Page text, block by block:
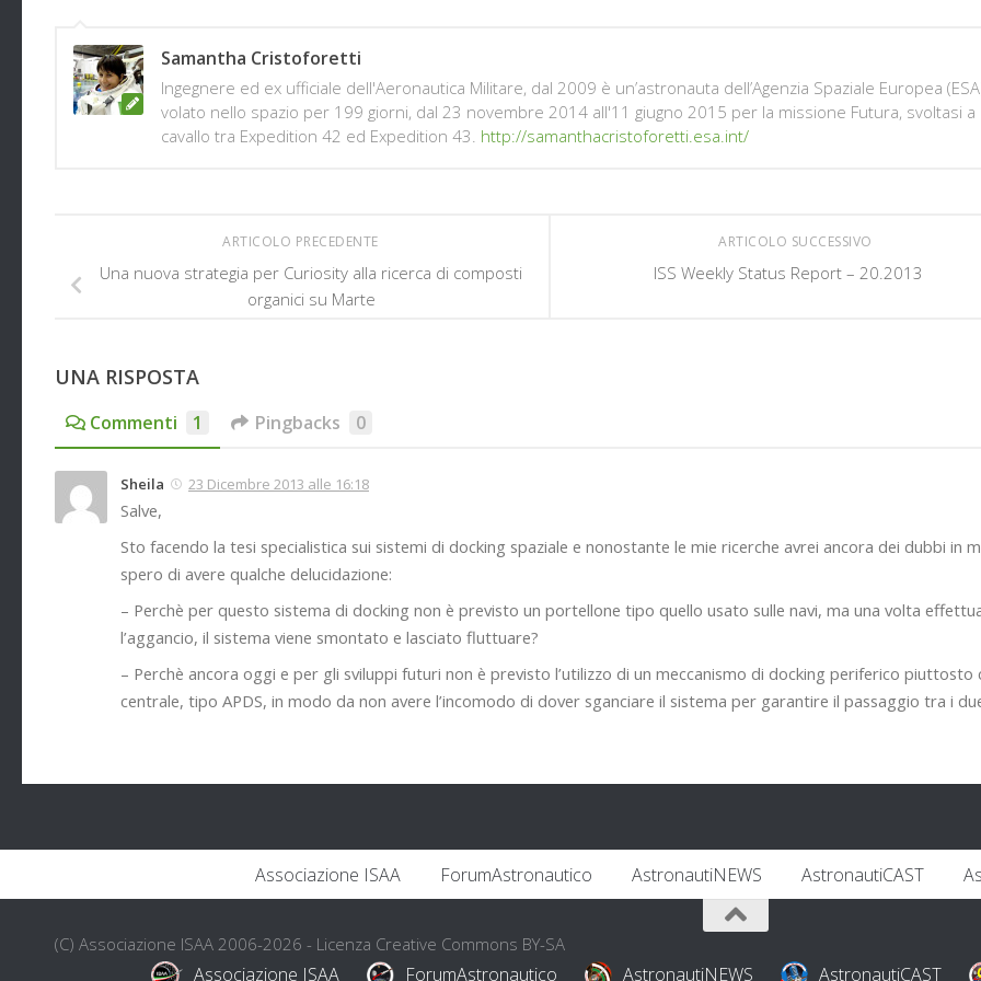
Associazione ISAA ForumAstronautico AstronautiNEWS AstronautiCAST
Samantha Cristoforetti
Ingegnere ed ex ufficiale dell'Aeronautica Militare, dal 2009 è un’astronauta dell’Agenzia Spaziale Europea
volato nello spazio per 199 giorni, dal 23 novembre 2014 all'11 giugno 2015 per la missione Futura, svoltasi a
cavallo tra Expedition 42 ed Expedition 43. http://samanthacristoforetti.esa.int/
ARTICOLO SUCCESSIVO
ISS Weekly Status Report – 20.2013
ARTICOLO PRECEDENTE
Una nuova strategia per Curiosity alla ricerca di composti
organici su Marte
UNA RISPOSTA
Commenti 1 Pingbacks 0
Sheila 23 Dicembre 2013 alle 16:18
Salve,
Sto facendo la tesi specialistica sui sistemi di docking spaziale e nonostante le mie ricerche avrei ancora dei dubbi in
spero di avere qualche delucidazione:
– Perchè per questo sistema di docking non è previsto un portellone tipo quello usato sulle navi, ma una volta
l’aggancio, il sistema viene smontato e lasciato fluttuare?
– Perchè ancora oggi e per gli sviluppi futuri non è previsto l’utilizzo di un meccanismo di docking periferico piuttosto
centrale, tipo APDS, in modo da non avere l’incomodo di dover sganciare il sistema per garantire il passaggio tra i
Associazione ISAA ForumAstronautico AstronautiNEWS AstronautiCAST
(C) Associazione ISAA 2006-2026 - Licenza Creative Commons BY-SA